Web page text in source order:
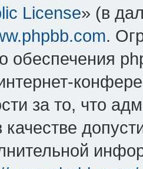
License» (в
.
обеспечения
за то, что
качестве